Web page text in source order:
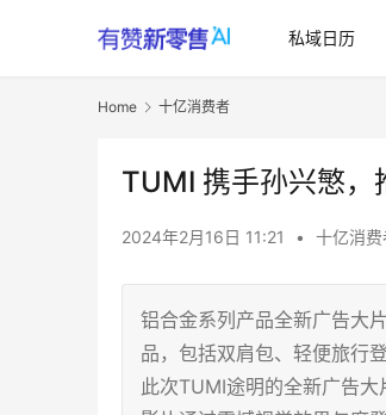
私域日历
Home 十亿消费者
TUMI 携手孙兴慜，
2024年2月16日 11:21 • 十亿消费
铝合金系列产品全新广告大
品，包括双肩包、轻便旅行
此次TUMI途明的全新广告大